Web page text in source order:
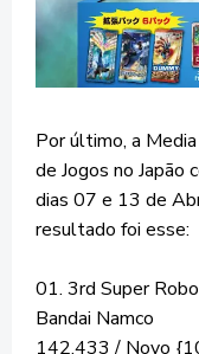
Por último, a
de Jogos no Japão
dias 07 e 13 de
resultado foi esse:
01. 3rd Super
Bandai Namco
142.433 / Novo